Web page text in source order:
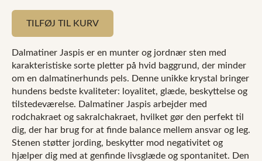
TILFØJ TIL KURV
Dalmatiner Jaspis er en munter og jordnær sten med
karakteristiske sorte pletter på hvid baggrund, der minder
om en dalmatinerhunds pels. Denne unikke krystal bringer
hundens bedste kvaliteter: loyalitet, glæde, beskyttelse og
tilstedeværelse. Dalmatiner Jaspis arbejder med
rodchakraet og sakralchakraet, hvilket gør den perfekt til
dig, der har brug for at finde balance mellem ansvar og leg.
Stenen støtter jording, beskytter mod negativitet og
hjælper dig med at genfinde livsglæde og spontanitet. Den